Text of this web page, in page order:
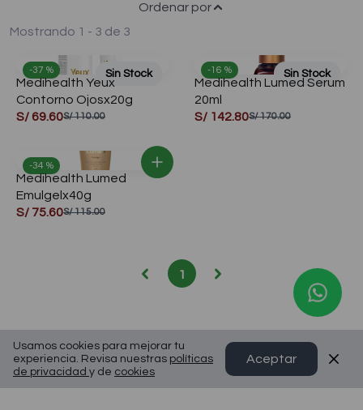
Mostrando 1 - 3 de 3
Ordenar por
-37 % Sin Stock
Medihealth Yeux
Contorno Ojosx20g
S/ 69.60S/ 110.00
-16 % Sin Stock
Medihealth Lumed Serum
20ml
S/ 142.80S/ 170.00
-34 %
Medihealth Lumed
Emulgelx40g
S/ 75.60S/ 115.00
1
Usamos cookies para mejorar tu
experiencia. Revisa nuestras políticas
de privacidad y de cookies
Aceptar
🎁¡Regalos para ti!🎁
✨Solo online – T&C✨